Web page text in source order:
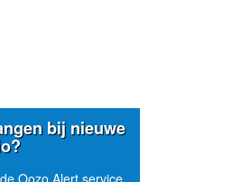
bij nieuwe
Oozo Alert service